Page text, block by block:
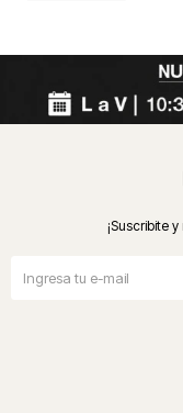
¡Suscribite